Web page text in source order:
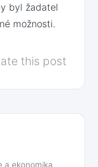
byl žadatel
možnosti.
this post
a ekonomika